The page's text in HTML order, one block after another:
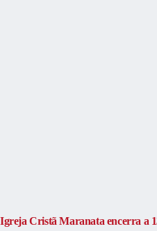
Igreja Cristã Maranata encerra a